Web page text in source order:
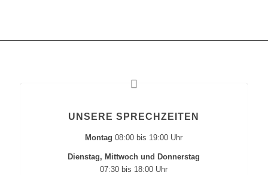
UNSERE SPRECHZEITEN
Montag08:00 bis 19:00 Uhr
Dienstag, Mittwoch und Donnerstag
07:30 bis 18:00 Uhr